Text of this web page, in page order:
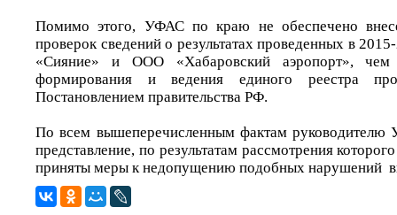
Помимо этого, УФАС по краю не обеспечено
проверок сведений о результатах проведенных в
«Сияние» и ООО «Хабаровский аэропорт»,
формирования и ведения единого реестра
Постановлением правительства РФ.
По всем вышеперечисленным фактам
представление, по результатам рассмотрения
приняты меры к недопущению подобных нарушений